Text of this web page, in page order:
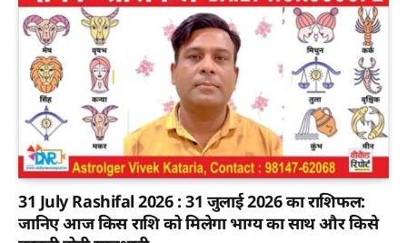
31 July Rashifal 2026 : 31 जुलाई 2026 का राशिफल:
जानिए आज किस राशि को मिलेगा भाग्य का साथ और किसे